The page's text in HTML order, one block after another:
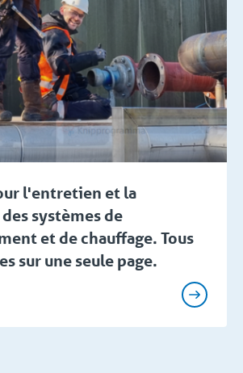
l'entretien et la
systèmes de
et de chauffage. Tous
sur une seule page.